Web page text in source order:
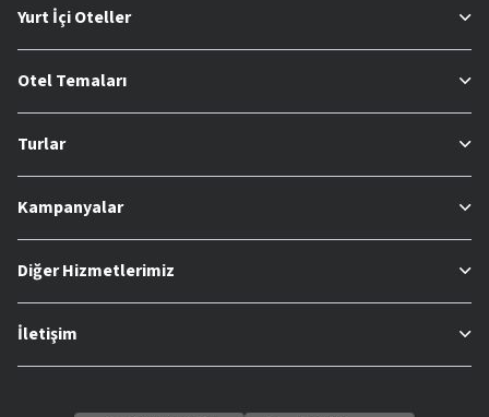
Yurt İçi Oteller
Otel Temaları
Turlar
Kampanyalar
Diğer Hizmetlerimiz
İletişim